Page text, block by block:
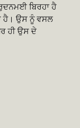
ਬਿਰਹਾ ਹੈ
ਹੈ। ਉਸ ਨੂੰ ਵਸਲ
ਹੀ ਉਸ ਦੇ